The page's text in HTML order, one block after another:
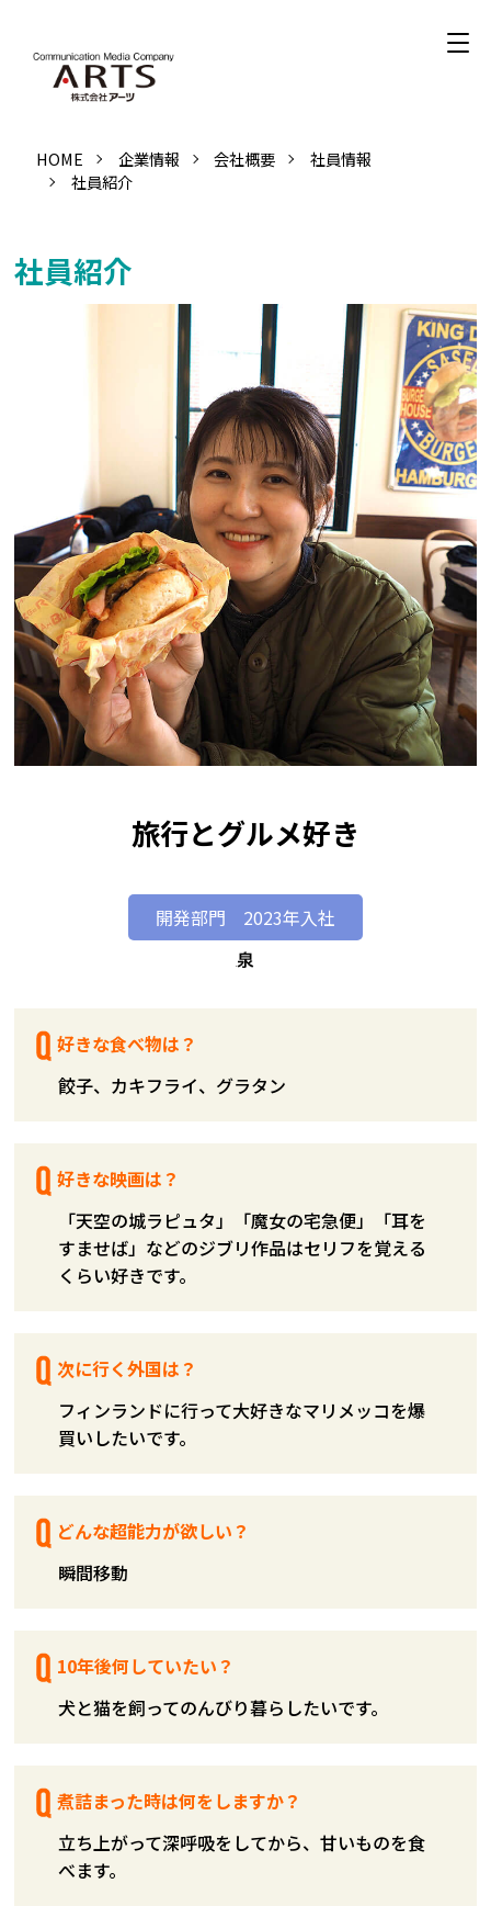
HOME 企業情報 会社概要
社員情報
社員紹介
社員紹介
旅行とグルメ好き
開発部門 2023年入社
好きな食べ物は？
餃子、カキフライ、グラタン
好きな映画は？
「天空の城ラピュタ」「魔女の宅急便」「耳を
すませば」などのジブリ作品はセリフを覚える
くらい好きです。
次に行く外国は？
フィンランドに行って大好きなマリメッコを爆
買いしたいです。
どんな超能力が欲しい？
瞬間移動
10年後何していたい？
犬と猫を飼ってのんびり暮らしたいです。
煮詰まった時は何をしますか？
立ち上がって深呼吸をしてから、甘いものを食
べます。